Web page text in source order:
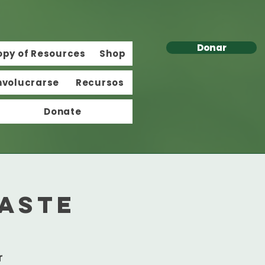
of Resources Shop
Recursos
Donate
Donar